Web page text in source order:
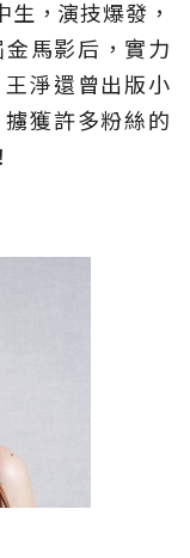
，演技爆發，
馬影后，實力
淨還曾出版小
獲許多粉絲的